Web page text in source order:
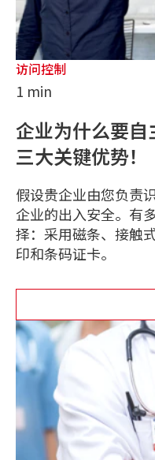
访问控制
1 min
企业为什么要
三大关键优势！
假设贵企业由您负责
企业的出入安全。有
择：采用磁条、接触
印和条码证卡。